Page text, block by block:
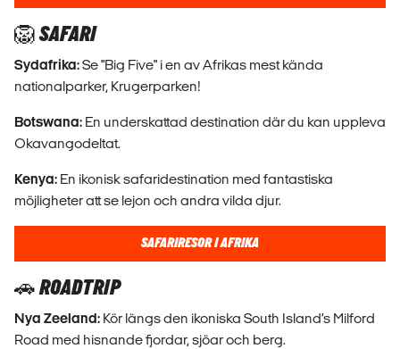
🦁 SAFARI
Sydafrika:Se "Big Five" i en av Afrikas mest kända
nationalparker, Krugerparken!
Botswana: En underskattad destination där du kan uppleva
Okavangodeltat.
Kenya: En ikonisk safaridestination med fantastiska
möjligheter att se lejon och andra vilda djur.
SAFARIRESOR I AFRIKA
🚗 ROADTRIP
Nya Zeeland: Kör längs den ikoniska South Island’s Milford
Road med hisnande fjordar, sjöar och berg.